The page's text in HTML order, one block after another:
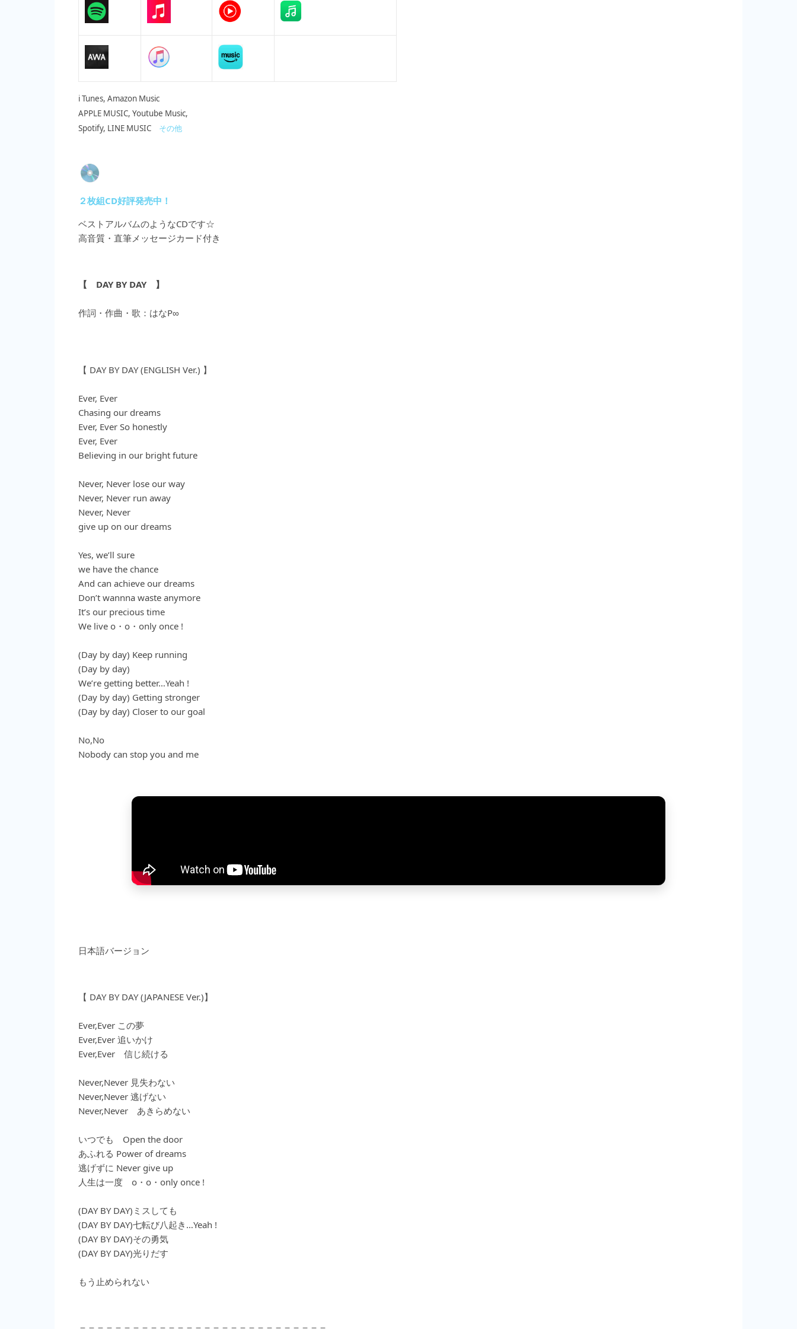
i Tunes, Amazon Music
APPLE MUSIC, Youtube Music,
Spotify, LINE MUSIC その他
２枚組CD好評発売中！
ベストアルバムのようなCDです☆
高音質・直筆メッセージカード付き
【 DAY BY DAY 】
作詞・作曲・歌：はなP∞
【 DAY BY DAY (ENGLISH Ver.) 】
Ever, Ever
Chasing our dreams
Ever, Ever So honestly
Ever, Ever
Believing in our bright future
Never, Never lose our way
Never, Never run away
Never, Never
give up on our dreams
Yes, we’ll sure
we have the chance
And can achieve our dreams
Don’t wannna waste anymore
It’s our precious time
We live o・o・only once !
(Day by day) Keep running
(Day by day)
We’re getting better…Yeah !
(Day by day) Getting stronger
(Day by day) Closer to our goal
No,No
Nobody can stop you and me
日本語バージョン
【 DAY BY DAY (JAPANESE Ver.)】
Ever,Ever この夢
Ever,Ever 追いかけ
Ever,Ever 信じ続ける
Never,Never 見失わない
Never,Never 逃げない
Never,Never あきらめない
いつでも Open the door
あふれる Power of dreams
逃げずに Never give up
人生は一度 o・o・only once !
(DAY BY DAY)ミスしても
(DAY BY DAY)七転び八起き…Yeah !
(DAY BY DAY)その勇気
(DAY BY DAY)光りだす
もう止められない